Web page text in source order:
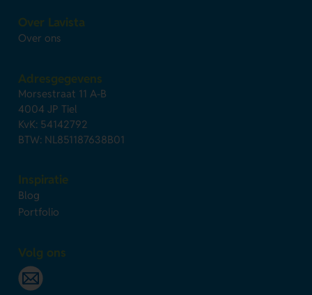
Over Lavista
Over ons
Adresgegevens
Morsestraat 11 A-B
4004 JP Tiel
KvK: 54142792
BTW: NL851187638B01
Inspiratie
Blog
Portfolio
Volg ons